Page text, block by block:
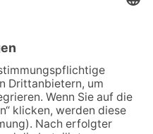
mir angegebenen
und gespeichert
dabei nur streng
und